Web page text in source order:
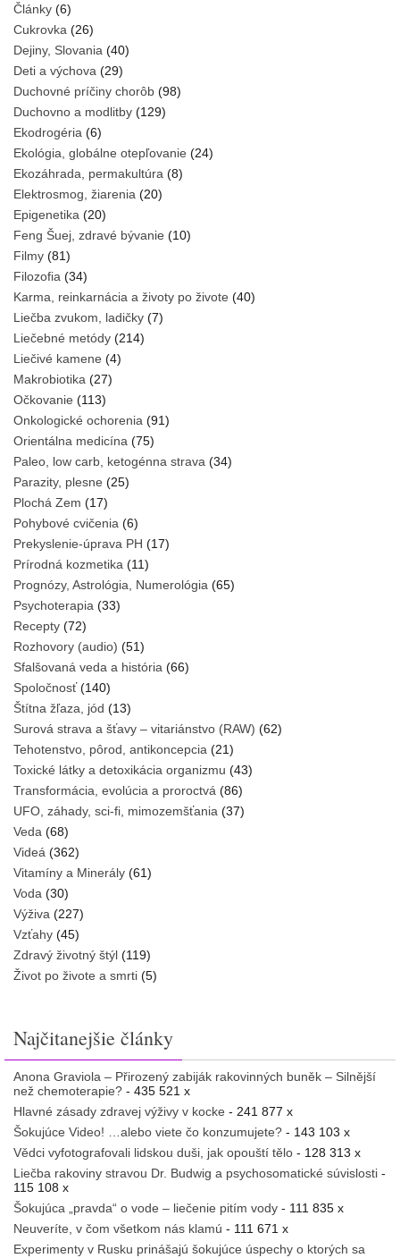
Články (6)
Cukrovka (26)
Dejiny, Slovania (40)
Deti a výchova (29)
Duchovné príčiny chorôb (98)
Duchovno a modlitby (129)
Ekodrogéria (6)
Ekológia, globálne otepľovanie (24)
Ekozáhrada, permakultúra (8)
Elektrosmog, žiarenia (20)
Epigenetika (20)
Feng Šuej, zdravé bývanie (10)
Filmy (81)
Filozofia (34)
Karma, reinkarnácia a životy po živote (40)
Liečba zvukom, ladičky (7)
Liečebné metódy (214)
Liečivé kamene (4)
Makrobiotika (27)
Očkovanie (113)
Onkologické ochorenia (91)
Orientálna medicína (75)
Paleo, low carb, ketogénna strava (34)
Parazity, plesne (25)
Plochá Zem (17)
Pohybové cvičenia (6)
Prekyslenie-úprava PH (17)
Prírodná kozmetika (11)
Prognózy, Astrológia, Numerológia (65)
Psychoterapia (33)
Recepty (72)
Rozhovory (audio) (51)
Sfalšovaná veda a história (66)
Spoločnosť(140)
Štítna žľaza, jód (13)
Surová strava a šťavy – vitariánstvo (RAW) (62)
Tehotenstvo, pôrod, antikoncepcia (21)
Toxické látky a detoxikácia organizmu (43)
Transformácia, evolúcia a proroctvá (86)
UFO, záhady, sci-fi, mimozemšťania (37)
Veda (68)
Videá (362)
Vitamíny a Minerály (61)
Voda (30)
Výživa (227)
Vzťahy (45)
Zdravý životný štýl (119)
Život po živote a smrti (5)
Najčitanejšie články
Anona Graviola – Přirozený zabiják rakovinných buněk – Silnější
než chemoterapie? - 435 521 x
Hlavné zásady zdravej výživy v kocke - 241 877 x
Šokujúce Video! …alebo viete čo konzumujete? - 143 103 x
Vědci vyfotografovali lidskou duši, jak opouští tělo - 128 313 x
Liečba rakoviny stravou Dr. Budwig a psychosomatické súvislosti -
115 108 x
Šokujúca „pravda“ o vode – liečenie pitím vody - 111 835 x
Neuveríte, v čom všetkom nás klamú - 111 671 x
Experimenty v Rusku prinášajú šokujúce úspechy o ktorých sa